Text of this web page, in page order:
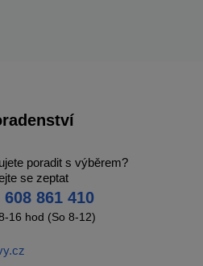
poradit s výběrem?
se zeptat
608 861 410
16 hod (So 8-12)